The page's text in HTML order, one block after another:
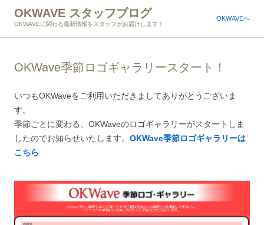
OKWAVE スタッフブログ
OKWAVEに関わる最新情報をスタッフがお届けします！
OKWAVEへ
OKWave季節ロゴギャラリースタート！
いつもOKWaveをご利用いただきましてありがとうございま
す。
季節ごとに変わる、OKWaveのロゴギャラリーがスタートしま
したのでお知らせいたします。 OKWave季節ロゴギャラリーは
こちら